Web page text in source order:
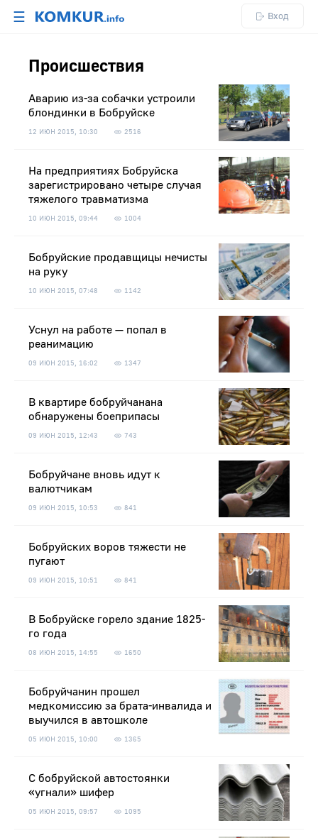
☰ Вход
Происшествия
Аварию из-за собачки устроили
блондинки в Бобруйске
12 ИЮН 2015, 10:30 2516
На предприятиях Бобруйска
зарегистрировано четыре случая
тяжелого травматизма
10 ИЮН 2015, 09:44 1004
Бобруйские продавщицы нечисты
на руку
10 ИЮН 2015, 07:48 1142
Уснул на работе — попал в
реанимацию
09 ИЮН 2015, 16:02 1347
В квартире бобруйчанана
обнаружены боеприпасы
09 ИЮН 2015, 12:43 743
Бобруйчане вновь идут к
валютчикам
09 ИЮН 2015, 10:53 841
Бобруйских воров тяжести не
пугают
09 ИЮН 2015, 10:51 841
В Бобруйске горело здание 1825-
го года
08 ИЮН 2015, 14:55 1650
Бобруйчанин прошел
медкомиссию за брата-инвалида и
выучился в автошколе
05 ИЮН 2015, 10:00 1365
С бобруйской автостоянки
«угнали» шифер
05 ИЮН 2015, 09:57 1095